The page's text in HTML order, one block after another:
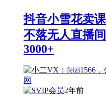
抖音小雪花卖
不落无人直播
3000+
2年前